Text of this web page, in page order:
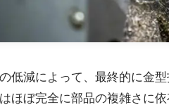
低減によって、最終的に金
ほぼ完全に部品の複雑さに